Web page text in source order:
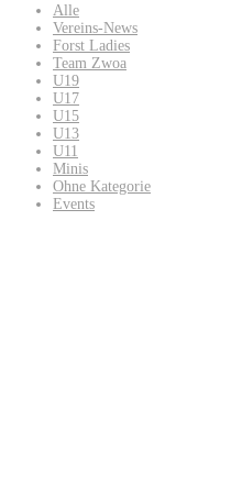
Alle
Vereins-News
Forst Ladies
Team Zwoa
U19
U17
U15
U13
U11
Minis
Ohne Kategorie
Events